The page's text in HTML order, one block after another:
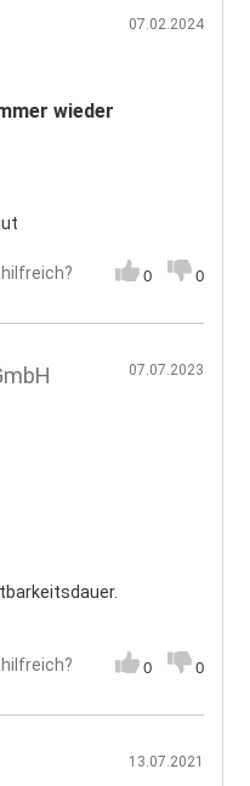
07.02.2024
wieder
0 0
07.07.2023
0 0
13.07.2021